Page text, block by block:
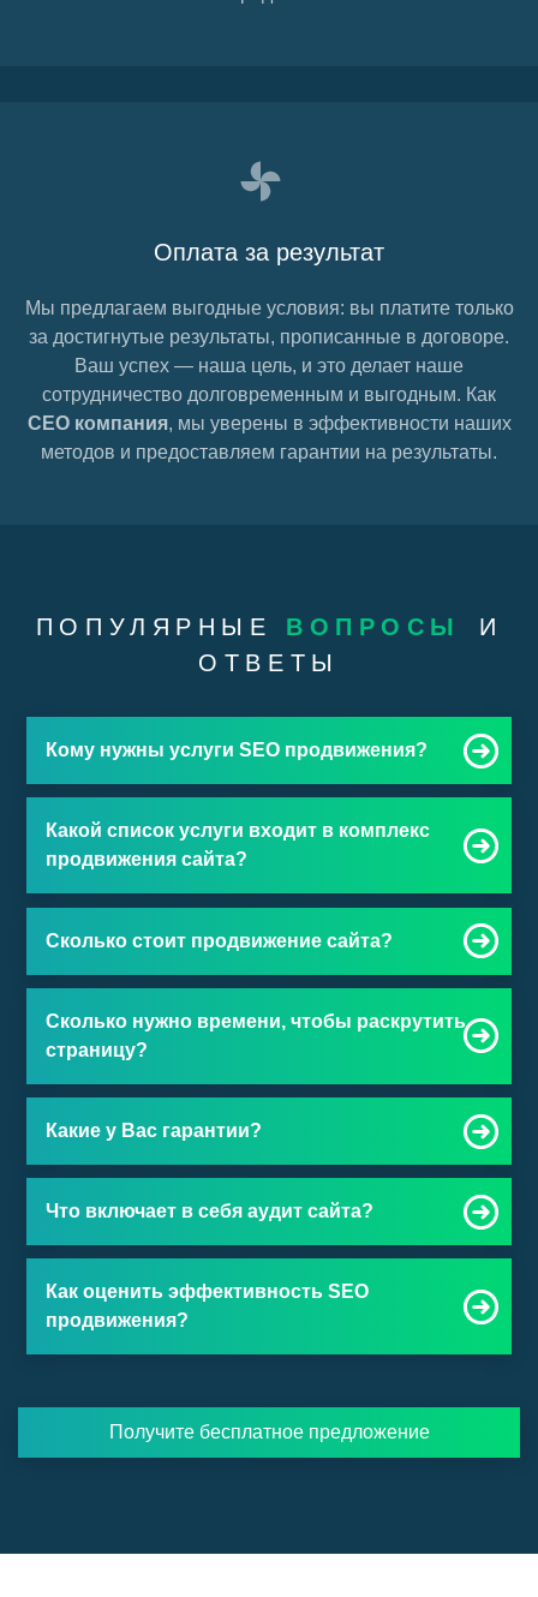
Оплата за результат
Мы предлагаем выгодные условия: вы платите только
за достигнутые результаты, прописанные в договоре.
Ваш успех — наша цель, и это делает наше
сотрудничество долговременным и выгодным. Как
СЕО компания, мы уверены в эффективности наших
методов и предоставляем гарантии на результаты.
ПОПУЛЯРНЫЕ ВОПРОСЫ
И
ОТВЕТЫ
Кому нужны услуги SEO продвижения?
Какой список услуги входит в комплекс
продвижения сайта?
Сколько стоит продвижение сайта?
Сколько нужно времени, чтобы раскрутить
страницу?
Какие у Вас гарантии?
Что включает в себя аудит сайта?
Как оценить эффективность SEO
продвижения?
Получите бесплатное предложение